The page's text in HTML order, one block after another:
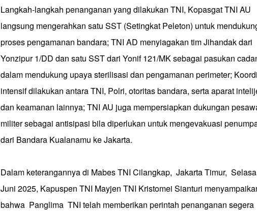
Langkah-langkah penanganan yang dilakukan TNI, Kopasgat TNI AU
langsung mengerahkan satu SST (Setingkat Peleton) untuk
proses pengamanan bandara; TNI AD menyiagakan tim Jihandak dari
Yonzipur 1/DD dan satu SST dari Yonif 121/MK sebagai pasukan
dalam mendukung upaya sterilisasi dan pengamanan perimeter;
intensif dilakukan antara TNI, Polri, otoritas bandara, serta aparat
dan keamanan lainnya; TNI AU juga mempersiapkan dukungan
militer sebagai antisipasi bila diperlukan untuk mengevakuasi
dari Bandara Kualanamu ke Jakarta.
Dalam keterangannya di Mabes TNI Cilangkap, Jakarta Timur,
Juni 2025, Kapuspen TNI Mayjen TNI Kristomei Sianturi
bahwa Panglima TNI telah memberikan perintah penanganan segera